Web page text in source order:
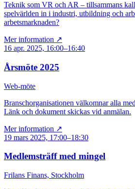
Teknik som VR och AR – tillsammans
spelvärlden in i industri, utbildning och
arbetsmarknaden?
Mer information ↗
16 apr. 2025, 16:00–16:40
Årsmöte 2025
Web-möte
Branschorganisationen välkomnar alla
Länk och dokument skickas vid anmälan.
Mer information ↗
19 mars 2025, 17:00–18:30
Medlemsträff med mingel
Frilans Finans, Stockholm